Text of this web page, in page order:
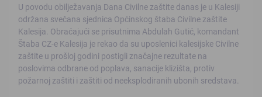
U povodu obilježavanja Dana Civilne zaštite danas je u Kalesiji
održana svečana sjednica Općinskog štaba Civilne zaštite
Kalesija. Obraćajući se prisutnima Abdulah Gutić, komandant
Štaba CZ-e Kalesija je rekao da su uposlenici kalesijske Civilne
zaštite u prošloj godini postigli značajne rezultate na
poslovima odbrane od poplava, sanacije klizišta, protiv
požarnoj zaštiti i zaštiti od neeksplodiranih ubonih sredstava.